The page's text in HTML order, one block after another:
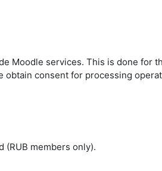
Moodle services. This is done for
consent for processing
(RUB members only).